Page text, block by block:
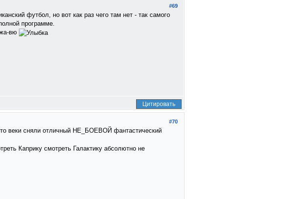
#69
футбол, но вот как раз чего там нет - так самого
программе.
вю
Цитировать
#70
веки сняли отличный НЕ_БОЕВОЙ фантастический
Каприку смотреть Галактику абсолютно не